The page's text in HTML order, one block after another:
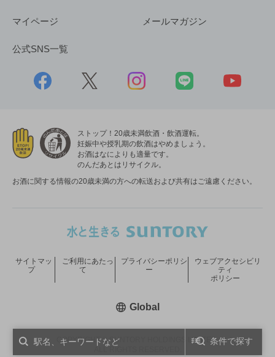
条件で探す
マイページ メールマガジン
公式SNS一覧
ストップ！20歳未満飲酒・飲酒運転。
妊娠中や授乳期の飲酒はやめましょう。
お酒はなによりも適量です。
のんだあとはリサイクル。
お酒に関する情報の20歳未満の方への転送および共有はご遠慮ください。
COPYRIGHT © SUNTORY HOLDINGS LIMITED.
サイトマッ
プ
ご利用にあたっ
て
プライバシーポリシ
ー
ウェブアクセシビリ
ティ
ポリシー
Global新しいウィンドウで開く